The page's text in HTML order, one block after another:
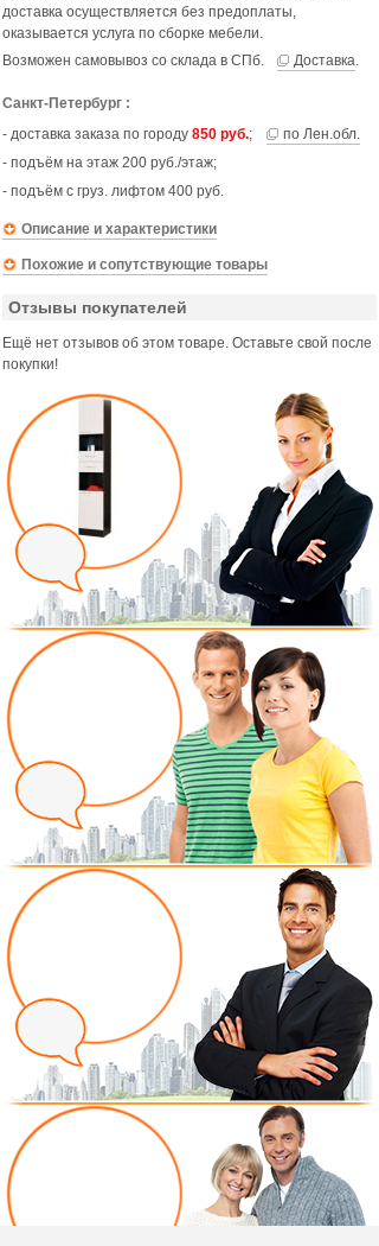
доставка осуществляется без предоплаты,
оказывается услуга по сборке мебели.
Возможен самовывоз со склада в СПб.
Доставка.
Санкт-Петербург :
- доставка заказа по городу 850 руб.;
по Лен.обл.
- подъём на этаж 200 руб./этаж;
- подъём с груз. лифтом 400 руб.
Описание и характеристики
Похожие и сопутствующие товары
Отзывы покупателей
Ещё нет отзывов об этом товаре. Оставьте свой после
покупки!